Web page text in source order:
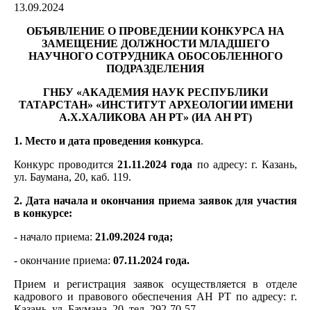
13.09.2024
ОБЪЯВЛЕНИЕ О ПРОВЕДЕНИИ КОНКУРСА НА
ЗАМЕЩЕНИЕ ДОЛЖНОСТИМЛАДШЕГО
НАУЧНОГО СОТРУДНИКА ОБОСОБЛЕННОГО
ПОДРАЗДЕЛЕНИЯ
ГНБУ «АКАДЕМИЯ НАУК РЕСПУБЛИКИ
ТАТАРСТАН» «ИНСТИТУТ АРХЕОЛОГИИ ИМЕНИ
А.Х.ХАЛИКОВА АН РТ» (ИА АН РТ)
1. Место и дата проведения конкурса.
Конкурс проводится21.11.2024 года по адресу: г. Казань,
ул. Баумана, 20, каб. 119.
2. Дата начала и окончания приема заявок для участия
в конкурсе:
- начало приема: 21.09.2024 года;
- окончание приема: 07.11.2024 года.
Прием и регистрация заявок осуществляется в отделе
кадрового и правового обеспечения АН РТ по адресу: г.